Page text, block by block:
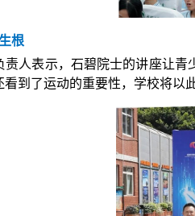
根
责人表示，石碧院士的讲座让
到了运动的重要性，学校将